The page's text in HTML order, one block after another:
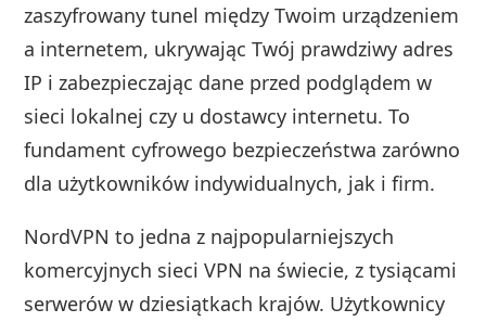
zaszyfrowany tunel między Twoim urządzeniem
a internetem, ukrywając Twój prawdziwy adres
IP i zabezpieczając dane przed podglądem w
sieci lokalnej czy u dostawcy internetu. To
fundament cyfrowego bezpieczeństwa zarówno
dla użytkowników indywidualnych, jak i firm.
NordVPN to jedna z najpopularniejszych
komercyjnych sieci VPN na świecie, z tysiącami
serwerów w dziesiątkach krajów. Użytkownicy